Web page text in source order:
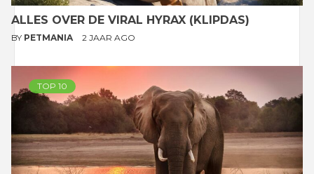
ALLES OVER DE VIRAL HYRAX (KLIPDAS)
BY PETMANIA 2 JAAR AGO
TOP 10